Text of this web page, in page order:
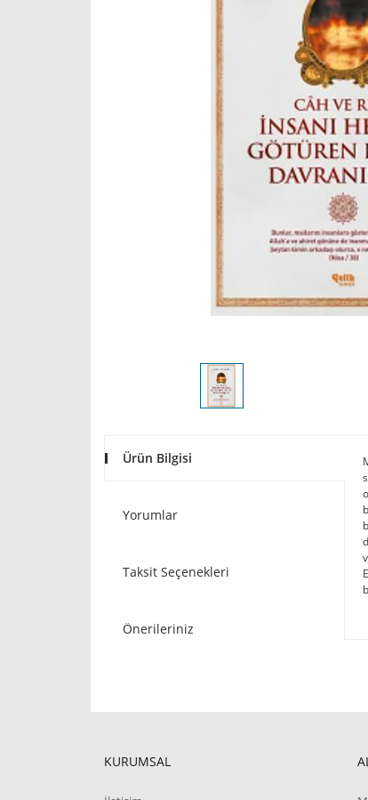
Ürün Bilgisi
Yorumlar
Taksit Seçenekleri
Önerileriniz
KURUMSAL